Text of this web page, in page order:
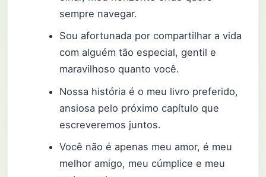
sempre navegar.
Sou afortunada por compartilhar a vida
com alguém tão especial, gentil e
maravilhoso quanto você.
Nossa história é o meu livro preferido,
ansiosa pelo próximo capítulo que
escreveremos juntos.
Você não é apenas meu amor, é meu
melhor amigo, meu cúmplice e meu